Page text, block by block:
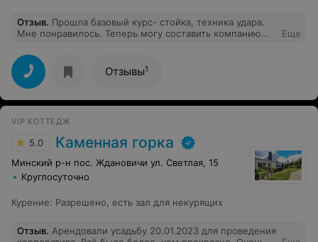
Отзыв. Прошла базовый курс- стойка, техника удара.
Мне понравилось. Теперь могу составить компанию
Еще
Отзывы1
VIP КОТТЕДЖ
5.0 Каменная горка
Минский р-н пос. Ждановичи ул. Светлая, 15
Круглосуточно
Курение: Разрешено, есть зал для некурящих
Отзыв. Арендовали усадьбу 20.01.2023 для проведения